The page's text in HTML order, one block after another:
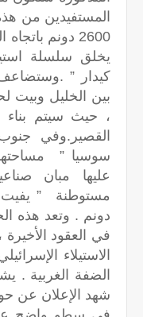
المستفيدين من
2600 دونم
يخلق سلسلة
كيدار ”
القصير.وفي
عليها مبان
دونم . وتعد هذه
في العقود
الاستيلاء
الضفة الغربية .